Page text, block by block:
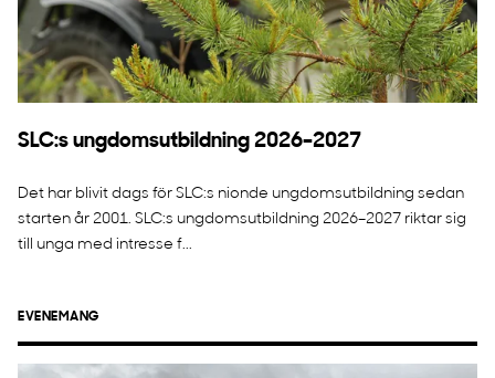
SLC:s ungdomsutbildning 2026–2027
Det har blivit dags för SLC:s nionde ungdomsutbildning sedan
starten år 2001. SLC:s ungdomsutbildning 2026–2027 riktar sig
till unga med intresse f...
EVENEMANG